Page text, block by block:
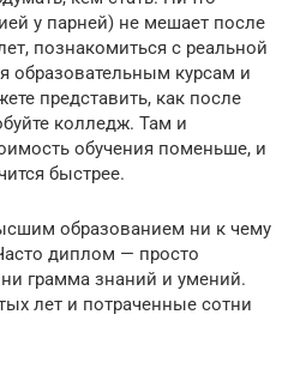
у парней) не мешает после
познакомиться с реальной
образовательным курсам и
представить, как после
колледж. Там и
обучения поменьше, и
быстрее.
образованием ни к чему
диплом — просто
грамма знаний и умений.
лет и потраченные сотни